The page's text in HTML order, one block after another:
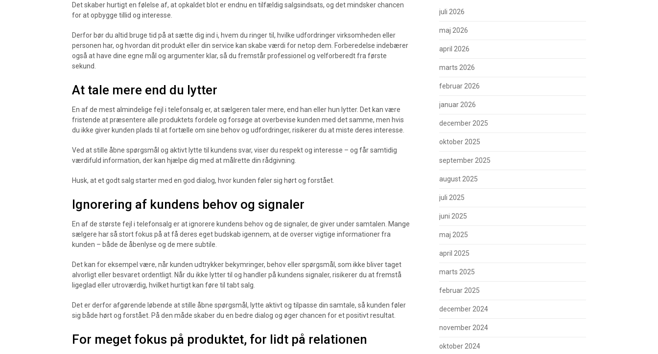
Det skaber hurtigt en følelse af, at opkaldet blot er endnu en tilfældig salgsindsats, og det mindsker chancen
for at opbygge tillid og interesse.
Derfor bør du altid bruge tid på at sætte dig ind i, hvem du ringer til, hvilke udfordringer virksomheden eller
personen har, og hvordan dit produkt eller din service kan skabe værdi for netop dem. Forberedelse indebærer
også at have dine egne mål og argumenter klar, så du fremstår professionel og velforberedt fra første
sekund.
At tale mere end du lytter
En af de mest almindelige fejl i telefonsalg er, at sælgeren taler mere, end han eller hun lytter. Det kan være
fristende at præsentere alle produktets fordele og forsøge at overbevise kunden med det samme, men hvis
du ikke giver kunden plads til at fortælle om sine behov og udfordringer, risikerer du at miste deres interesse.
Ved at stille åbne spørgsmål og aktivt lytte til kundens svar, viser du respekt og interesse – og får samtidig
værdifuld information, der kan hjælpe dig med at målrette din rådgivning.
Husk, at et godt salg starter med en god dialog, hvor kunden føler sig hørt og forstået.
Ignorering af kundens behov og signaler
En af de største fejl i telefonsalg er at ignorere kundens behov og de signaler, de giver under samtalen. Mange
sælgere har så stort fokus på at få deres eget budskab igennem, at de overser vigtige informationer fra
kunden – både de åbenlyse og de mere subtile.
Det kan for eksempel være, når kunden udtrykker bekymringer, behov eller spørgsmål, som ikke bliver taget
alvorligt eller besvaret ordentligt. Når du ikke lytter til og handler på kundens signaler, risikerer du at fremstå
ligeglad eller utroværdig, hvilket hurtigt kan føre til tabt salg.
Det er derfor afgørende løbende at stille åbne spørgsmål, lytte aktivt og tilpasse din samtale, så kunden føler
sig både hørt og forstået. På den måde skaber du en bedre dialog og øger chancen for et positivt resultat.
For meget fokus på produktet, for lidt på relationen
juli 2026
maj 2026
april 2026
marts 2026
februar 2026
januar 2026
december 2025
oktober 2025
september 2025
august 2025
juli 2025
juni 2025
maj 2025
april 2025
marts 2025
februar 2025
december 2024
november 2024
oktober 2024